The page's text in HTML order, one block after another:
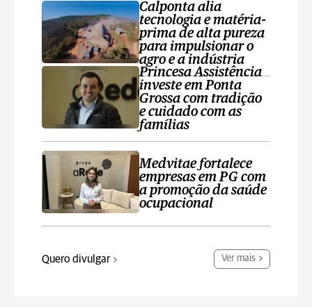
Calponta alia
tecnologia e matéria-
prima de alta pureza
para impulsionar o
agro e a indústria
Princesa Assistência
investe em Ponta
Grossa com tradição
e cuidado com as
famílias
Medvitae fortalece
empresas em PG com
a promoção da saúde
ocupacional
Quero divulgar Ver mais